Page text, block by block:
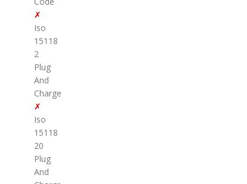
✗
Iso
15118
2
Plug
And
Charge
✗
Iso
15118
20
Plug
And